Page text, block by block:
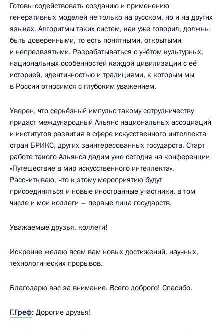
Готовы содействовать созданию и применению
генеративных моделей не только на русском, но и на других
языках. Алгоритмы таких систем, как уже говорил, должны
быть доверенными, то есть понятными, открытыми
и непредвзятыми. Разрабатываться с учётом культурных,
национальных особенностей каждой цивилизации с её
историей, идентичностью и традициями, к которым мы
в России относимся с глубоким уважением.
Уверен, что серьёзный импульс такому сотрудничеству
придаст международный Альянс национальных ассоциаций
и институтов развития в сфере искусственного интеллекта
стран БРИКС, других заинтересованных государств. Старт
работе такого Альянса дадим уже сегодня на конференции
«Путешествие в мир искусственного интеллекта».
Рассчитываю, что к этому мероприятию будут
присоединяться и новые иностранные участники, в том
числе и мои коллеги – первые лица государств.
Уважаемые друзья, коллеги!
Искренне желаю всем вам новых достижений, научных,
технологических прорывов.
Благодарю вас за внимание. Всего доброго! Спасибо.
Г.Греф: Дорогие друзья!